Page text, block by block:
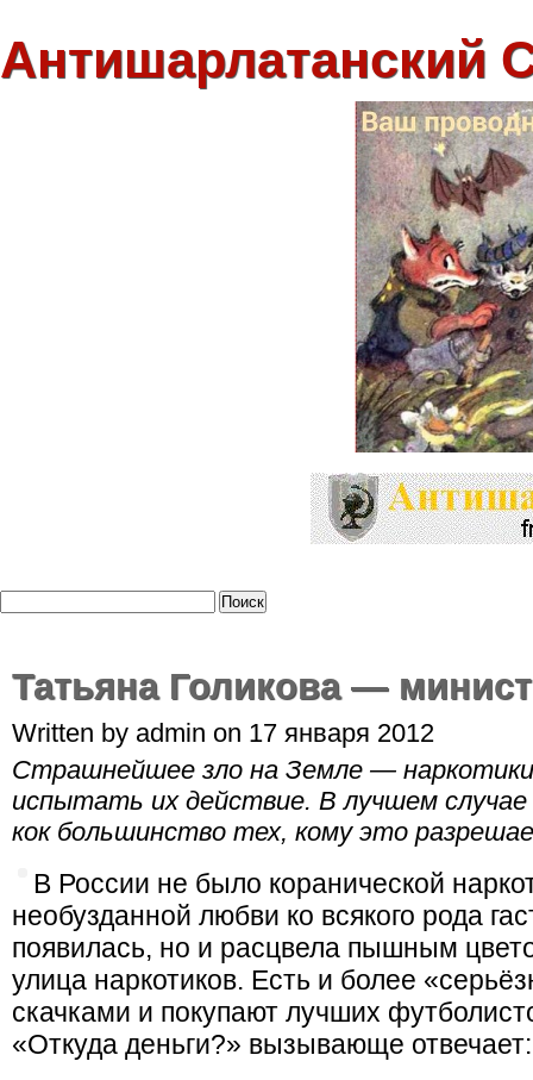
Антишарлатанский
Татьяна Голикова —
Written by admin on 17 января 2012
Страшнейшее зло на Земле —
испытать их действие. Влучшем
кок большинство тех, кому это
В России не было коранической
необузданной любви ко всякого рода
появилась, но и расцвела пышным
улица наркотиков. Есть и более
скачками и покупают лучших
«Откуда деньги?» вызывающе